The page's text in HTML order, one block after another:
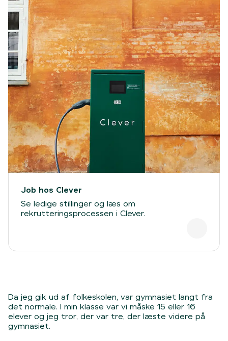
Job hos Clever
Se ledige stillinger og læs om
rekrutteringsprocessen i Clever.
Da jeg gik ud af folkeskolen, var gymnasiet langt fra
det normale. I min klasse var vi måske 15 eller 16
elever og jeg tror, der var tre, der læste videre på
gymnasiet.